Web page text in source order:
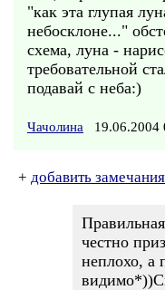
"как эта глупая
небосклоне..."
схема, луна -
требовательной
подавай с неба:)
Чачолина 19.06.2004
+ добавить замечания
честно
неплохо, а